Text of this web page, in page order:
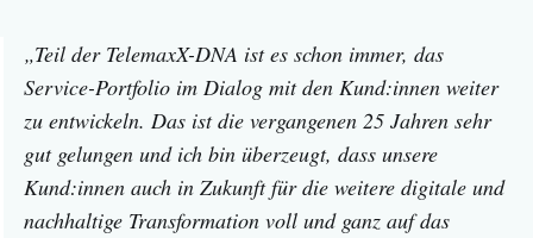
„Teil der TelemaxX-DNA ist es schon immer, das
Service-Portfolio im Dialog mit den Kund:innen weiter
zu entwickeln. Das ist die vergangenen 25 Jahren sehr
gut gelungen und ich bin überzeugt, dass unsere
Kund:innen auch in Zukunft für die weitere digitale und
nachhaltige Transformation voll und ganz auf das